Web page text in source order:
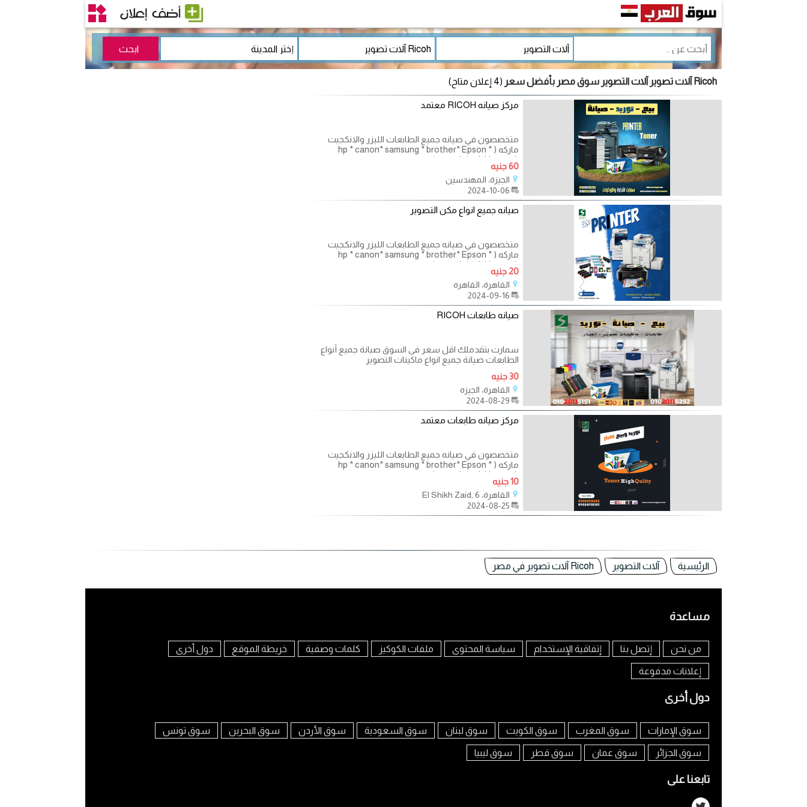
Ricoh آلات تصوير آلات التصوير سوق مصر بأفضل سعر (4 إعلان متاح)
مركز صيانه RICOH معتمد
متخصصون في صيانه جميع الطابعات الليزر والانكجيت
ماركه ( hp * canon* samsung * brother* Epson *
xerox* ricoh* lexmark ) عقود
60 جنيه
الجيزة، المهندسين
صيانه جميع انواع مكن التصوير
متخصصون في صيانه جميع الطابعات الليزر والانكجيت
ماركه ( hp * canon* samsung * brother* Epson *
xerox* ricoh* lexmark ) عقود
20 جنيه
القاهرة، القاهره
صيانه طابعات RICOH
سمارت بتقدملك اقل سعر فى السوق صيانة جميع أنواع
الطابعات صيانة جميع انواع ماكينات التصوير
30 جنيه
القاهرة، الجيزه
مركز صيانه طابعات معتمد
متخصصون في صيانه جميع الطابعات الليزر والانكجيت
ماركه ( hp * canon* samsung * brother* Epson *
xerox* ricoh* lexmark )
10 جنيه
القاهرة، El Shikh Zaid, 6
الرئيسية آلات التصوير Ricoh آلات تصوير في مصر
مساعدة
من نحن إتصل بنا إتفاقية الإستخدام سياسة المحتوى ملفات الكوكيز كلمات وصفية خريطة الموقع دول أخرى
إعلانات مدفوعة
دول أخرى
سوق الإمارات سوق المغرب سوق الكويت سوق لبنان سوق السعودية سوق الأردن سوق البحرين سوق تونس
سوق الجزائر سوق عمان سوق قطر سوق ليبيا
تابعنا على